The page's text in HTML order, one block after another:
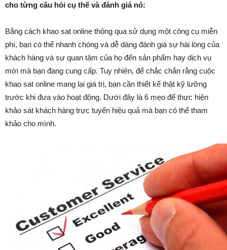
cho từng câu hỏi cụ thể và đánh giá nó:
Bằng cách khao sat online thông qua sử dụng một công cụ miễn
phí, bạn có thể nhanh chóng và dễ dàng đánh giá sự hài lòng của
khách hàng và sự quan tâm của họ đến sản phẩm hay dịch vụ
mới mà bạn đang cung cấp. Tuy nhiên, để chắc chắn rằng cuộc
khao sat online mang lại giá trị, bạn cần thiết kế thật kỹ lưỡng
trước khi đưa vào hoạt động. Dưới đây là 6 mẹo để thực hiện
khảo sát khách hàng trực tuyến hiệu quả mà bạn có thể tham
khảo cho mình.